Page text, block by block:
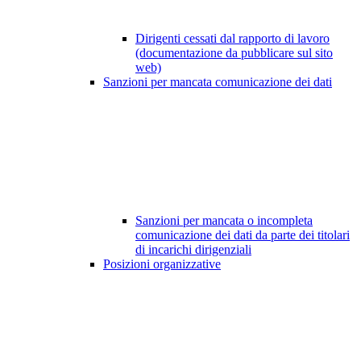
Dirigenti cessati dal rapporto di lavoro
(documentazione da pubblicare sul sito
web)
Sanzioni per mancata comunicazione dei dati
Sanzioni per mancata o incompleta
comunicazione dei dati da parte dei titolari
di incarichi dirigenziali
Posizioni organizzative